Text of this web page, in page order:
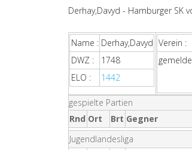
Derhay,Davyd - Hamburger SK
Name : Derhay,Davyd
DWZ :
1748
ELO :
1442
Verein :
gespielte Partien
Rnd Ort Brt Gegner
Jugendlandesliga